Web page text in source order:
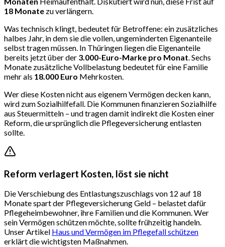
18 Monate zu verlängern.
Was technisch klingt, bedeutet für Betroffene: ein zusätzliches
halbes Jahr, in dem sie die vollen, ungeminderten Eigenanteile
selbst tragen müssen. In Thüringen liegen die Eigenanteile
bereits jetzt über der 3.000-Euro-Marke pro Monat. Sechs
Monate zusätzliche Vollbelastung bedeutet für eine Familie
mehr als 18.000 Euro Mehrkosten.
Wer diese Kosten nicht aus eigenem Vermögen decken kann,
wird zum Sozialhilfefall. Die Kommunen finanzieren Sozialhilfe
aus Steuermitteln – und tragen damit indirekt die Kosten einer
Reform, die ursprünglich die Pflegeversicherung entlasten
sollte.
Reform verlagert Kosten, löst sie nicht
Die Verschiebung des Entlastungszuschlags von 12 auf 18
Monate spart der Pflegeversicherung Geld – belastet dafür
Pflegeheimbewohner, ihre Familien und die Kommunen. Wer
sein Vermögen schützen möchte, sollte frühzeitig handeln.
Unser Artikel Haus und Vermögen im Pflegefall schützen
erklärt die wichtigsten Maßnahmen.